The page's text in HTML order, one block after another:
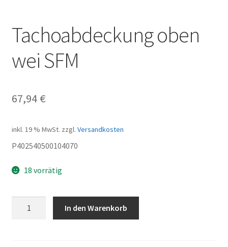
Tachoabdeckung oben
wei SFM
67,94 €
inkl. 19 % MwSt. zzgl. Versandkosten
P402540500104070
18 vorrätig
In den Warenkorb